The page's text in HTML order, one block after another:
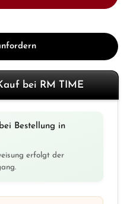
bei RM TIME
Bestellung in
erfolgt der